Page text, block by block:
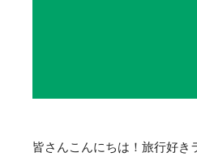
皆さんこんにちは！旅行好き